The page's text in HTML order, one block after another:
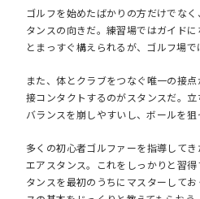
ゴルフを始めたばかりの方だけでな
タンスの向きだ。練習場ではガイド
とまっすぐ構えられるが、ゴルフ場で
また、体とクラブをつなぐ唯一の接
接コンタクトするのがスタンスだ。
バランスを崩しやすいし、ボールを狙
多くの初心者ゴルファーを指導してき
エアスタンス。これをしっかりと習得
タンスを最初のうちにマスターして